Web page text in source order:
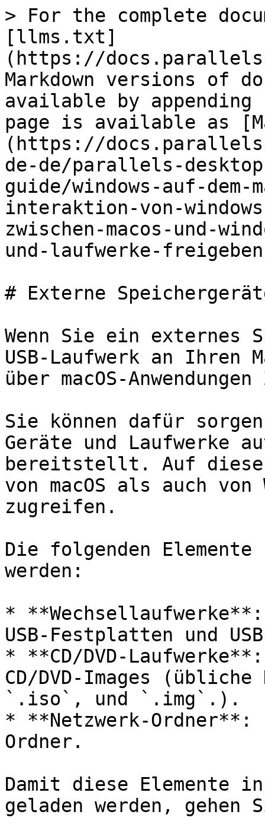
> For the complete
[llms.txt]
(https://
Markdown versions of
available by
page is available as
(https://
de-de/parallels-
guide/windows-auf-
interaktion-von-
zwischen-macos-und-
und-laufwerke-
# Externe
Wenn Sie ein externes
USB-Laufwerk an Ihren
über macOS-
Sie können dafür
Geräte und Laufwerke
bereitstellt. Auf diese
von macOS als auch
zugreifen.
Die folgenden Elemente
werden:
*
USB-Festplatten und
* **CD/DVD-
CD/DVD-Images
`.iso`, und `.img`.).
* **Netzwerk-Ordner**:
Ordner.
Damit diese Elemente
geladen werden,